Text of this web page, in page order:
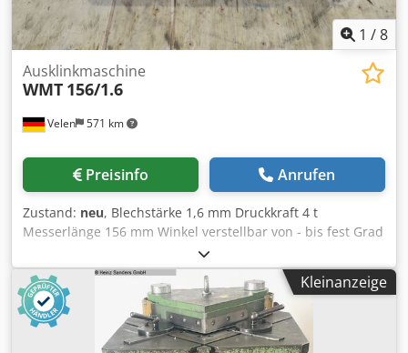
1 /8
Velen 571 km
Ausklinkmaschine
WMT 156/1.6
Preisinfo Anrufen
Zustand: neu, Blechstärke 1,6 mm Druckkraft 4 t
Messerlänge 156 mm Winkel verstellbar von - bis fest Grad
Csdpfx Aksftd Uajbjrf Tischfläche 450m x 305 mm
Gesamtleistungsbedarf Handbetrieb kW
Maschinengewicht ca. 95 Kg Abmessungen LxBxH 530 x
380 x 480 mm
Kleinanzeige